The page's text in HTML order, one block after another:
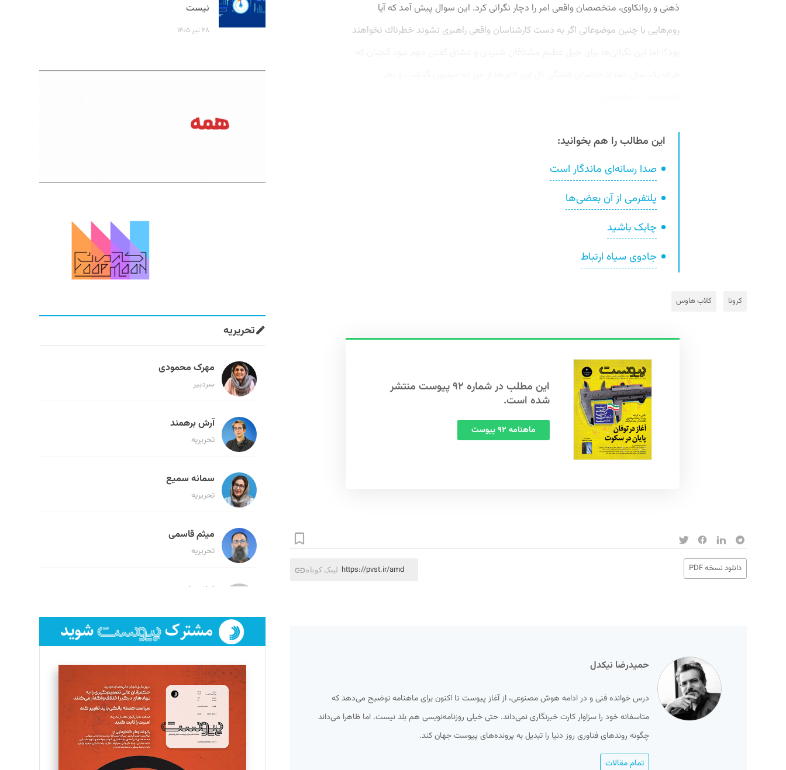
ذهنی و روانكاوی، متخصصان واقعی امر را دچار نگرانی كرد. این سوال پیش آمد که آیا
روم‌هایی با چنین موضوعاتی اگر به دست كارشناسان واقعی راهبری نشوند خطرناك نخواهند
این مطالب را هم بخوانید:
صدا رسانه‌ای ماندگار است
پلتفرمی از آن بعضی‌ها
چابک باشید
جادوی سیاه ارتباط
کرونا کلاب‌ هاوس
این مطلب در شماره ۹۲ پیوست منتشر
شده است.
ماهنامه ۹۲ پیوست
دانلود نسخه PDF لینک کوتاه https://pvst.ir/amd
حمیدرضا نیکدل
درس خوانده فنی و در ادامه هوش مصنوعی، از آغاز پیوست تا اکنون‌ برای ماهنامه توضیح می‌دهد که
متاسفانه خود را سزاوار کارت خبرنگاری نمی‌داند. حتی خیلی روزنامه‌نویسی هم بلد نیست. اما ظاهرا می‌داند
چگونه روندهای فناوری روز دنیا را تبدیل به پرونده‌های پیوست جهان کند.
تمام مقالات
نیست
۲۸ تیر ۱۴۰۵
تحریریه
مهرک محمودی
سردبیر
آرش برهمند
تحریریه
سمانه سمیع
تحریریه
میثم قاسمی
تحریریه
لیلا حنارود
فائزه فتحی رستمی
تحریریه
سروش کرمیان
تحریریه
مینا پاکدل